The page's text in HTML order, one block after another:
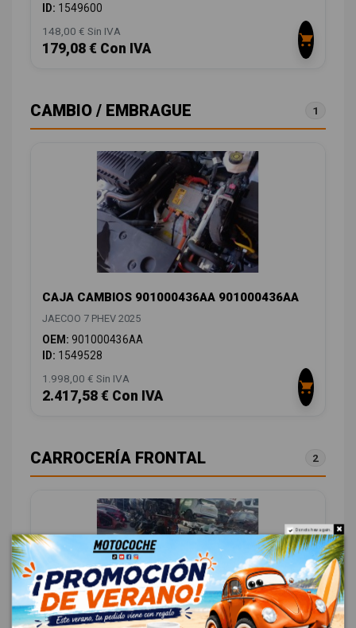
ID: 1549600
148,00 € Sin IVA
179,08 € Con IVA
CAMBIO / EMBRAGUE 1
CAJA CAMBIOS 901000436AA 901000436AA
JAECOO 7 PHEV 2025
OEM: 901000436AA
ID: 1549528
1.998,00 € Sin IVA
2.417,58 € Con IVA
CARROCERÍA FRONTAL 2
Do not show again.